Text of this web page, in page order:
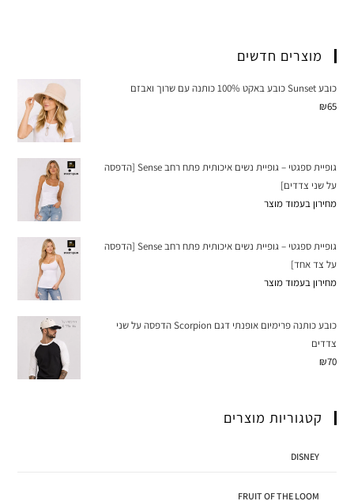
מוצרים חדשים
כובע Sunset כובע באקט 100% כותנה עם שרוך ואבזם
₪65
גופיית ספגטי – גופיית נשים איכותית פתח רחב Sense [הדפסה
על שני צדדים]
מחירון בעמוד מוצר
גופיית ספגטי – גופיית נשים איכותית פתח רחב Sense [הדפסה
על צד אחד]
מחירון בעמוד מוצר
כובע כותנה פרימיום אופנתי דגם Scorpion הדפסה על שני
צדדים
₪70
קטגוריות מוצרים
DISNEY
FRUIT OF THE LOOM